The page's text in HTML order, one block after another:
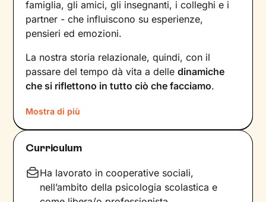
famiglia, gli amici, gli insegnanti, i colleghi e i
partner - che influiscono su esperienze,
pensieri ed emozioni.
La nostra storia relazionale, quindi, con il
passare del tempo dà vita a delledinamiche
che si riflettono in tutto ciò che facciamo.
passo necessario per poter dare nuovi
significati a ciò che viviamo ogni giorno.
Proprio su questo ci concentreremo durante i
nostri incontri: in un clima di ascolto e
accoglienza, potrai condividere ciò che provi in
completa libertà. Ripercorreremo la tua storia e
Mostra di più
Curriculum
Ha lavorato in cooperative sociali,
nell’ambito della psicologia scolastica e